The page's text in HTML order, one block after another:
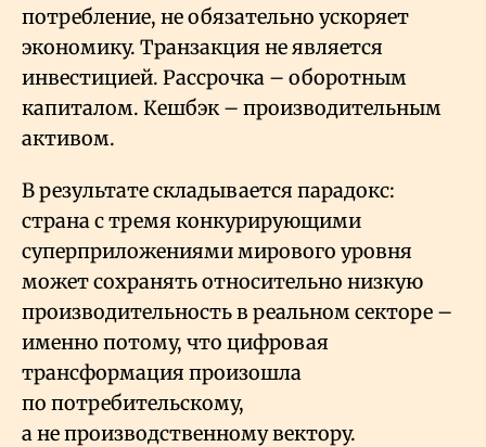
потребление, не обязательно ускоряет
экономику. Транзакция не является
инвестицией. Рассрочка – оборотным
капиталом. Кешбэк – производительным
активом.
В результате складывается парадокс:
страна с тремя конкурирующими
суперприложениями мирового уровня
может сохранять относительно низкую
производительность в реальном секторе –
именно потому, что цифровая
трансформация произошла
по потребительскому,
а не производственному вектору.